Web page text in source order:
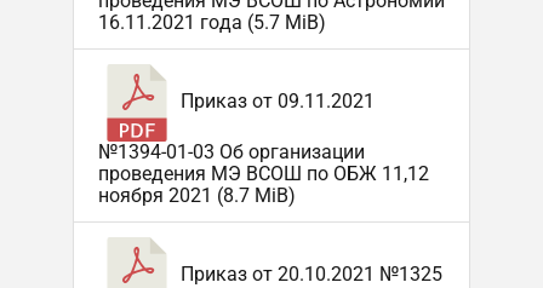
16.11.2021 года (5.7 MiB)
Приказ от 09.11.2021
№1394-01-03 Об организации
проведения МЭ ВСОШ по ОБЖ 11,12
ноября 2021 (8.7 MiB)
Приказ от 20.10.2021 №1325